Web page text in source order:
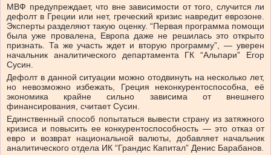
МВФ предупреждает, что вне зависимости от того, случится ли
дефолт в Греции или нет, греческий кризис навредит еврозоне.
Эксперты разделяют такую оценку. “Первая программа помощи
была уже провалена, Европа даже не решилась это открыто
признать. Та же участь ждет и вторую программу”, — уверен
начальник аналитического департамента ГК “Альпари” Егор
Сусин.
Дефолт в данной ситуации можно отодвинуть на несколько лет,
но невозможно избежать, Греция неконкурентоспособна, её
экономика крайне сильно зависима от внешнего
финансирования, считает Сусин.
Единственный способ попытаться вывести страну из затяжного
кризиса и повысить ее конкурентоспособность — это отказ от
евро и возврат национальной валюты, добавляет начальник
аналитического отдела ИК “Грандис Капитал” Денис Барабанов.